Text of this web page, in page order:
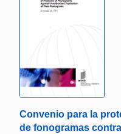
Convenio para la
de fonogramas